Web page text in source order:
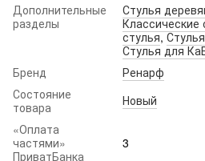
Дополнительные
разделы
Стулья
Классические
стулья,
Стулья для
Бренд
Ренарф
Состояние
товара
Новый
«Оплата
частями»
ПриватБанка
3